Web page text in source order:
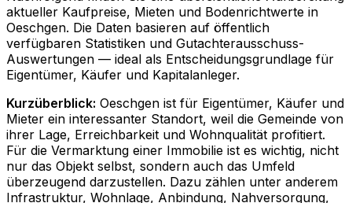
aktueller Kaufpreise, Mieten und Bodenrichtwerte in
Oeschgen. Die Daten basieren auf öffentlich
verfügbaren Statistiken und Gutachterausschuss-
Auswertungen — ideal als Entscheidungsgrundlage für
Eigentümer, Käufer und Kapitalanleger.
Kurzüberblick: Oeschgen ist für Eigentümer, Käufer und
Mieter ein interessanter Standort, weil die Gemeinde von
ihrer Lage, Erreichbarkeit und Wohnqualität profitiert.
Für die Vermarktung einer Immobilie ist es wichtig, nicht
nur das Objekt selbst, sondern auch das Umfeld
überzeugend darzustellen. Dazu zählen unter anderem
Infrastruktur, Wohnlage, Anbindung, Nahversorgung,